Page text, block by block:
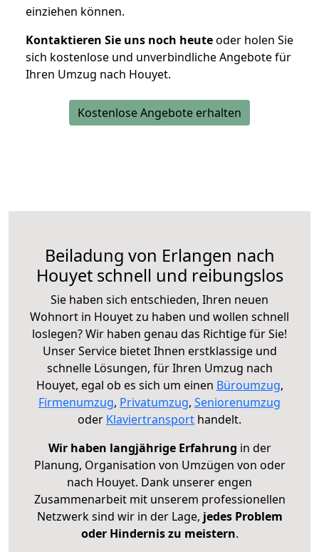
einziehen können.
Kontaktieren Sie uns noch heuteoder holen Sie
sich kostenlose und unverbindliche Angebote für
Ihren Umzug nach Houyet.
Kostenlose Angebote erhalten
Beiladung von Erlangen nach
Houyet schnell und reibungslos
Sie haben sich entschieden, Ihren neuen
Wohnort in Houyet zu haben und wollen schnell
loslegen? Wir haben genau das Richtige für Sie!
Unser Service bietet Ihnen erstklassige und
schnelle Lösungen, für Ihren Umzug nach
Houyet, egal ob es sich um einen Büroumzug,
Firmenumzug, Privatumzug, Seniorenumzug
oder Klaviertransport handelt.
Wir haben langjährige Erfahrung in der
Planung, Organisation von Umzügen von oder
nach Houyet. Dank unserer engen
Zusammenarbeit mit unserem professionellen
Netzwerk sind wir in der Lage, jedes Problem
oder Hindernis zu meistern.